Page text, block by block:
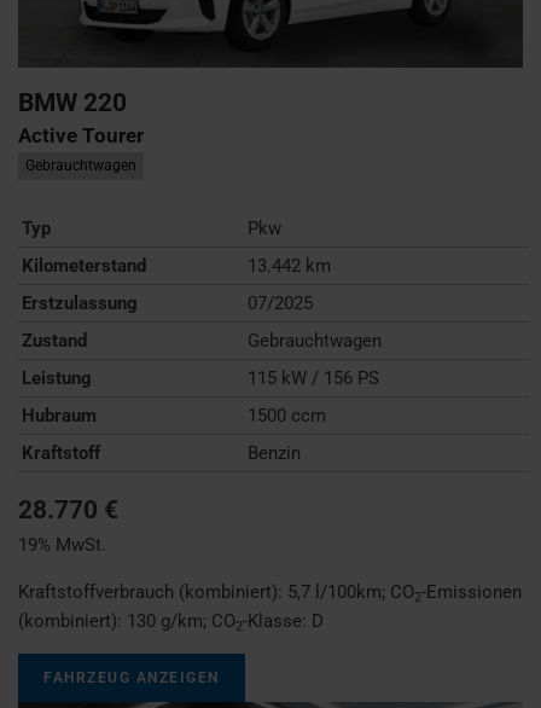
BMW 220
Active Tourer
Gebrauchtwagen
Typ
Pkw
Kilometerstand
13.442 km
Erstzulassung
07/2025
Zustand
Gebrauchtwagen
Leistung
115 kW / 156 PS
Hubraum
1500 ccm
Kraftstoff
Benzin
28.770 €
19% MwSt.
Kraftstoffverbrauch (kombiniert): 5,7 l/100km; CO2-Emissionen
(kombiniert): 130 g/km; CO2-Klasse: D
FAHRZEUG ANZEIGEN